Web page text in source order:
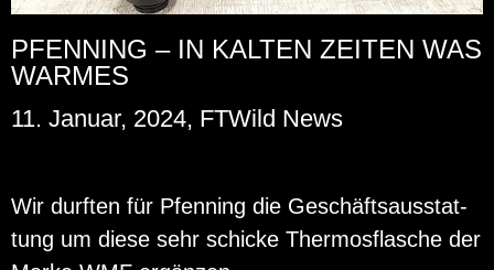
PFENNING – IN KALTEN ZEITEN WAS
WARMES
11. Januar, 2024, FTWild News
Wir durf­ten für Pfen­ning die Ge­schäfts­aus­stat­
tung um diese sehr schi­cke Ther­mos­fla­sche der